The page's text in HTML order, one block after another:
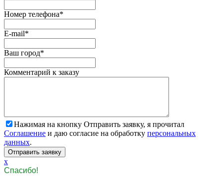
Номер телефона*
E-mail*
Ваш город*
Комментарий к заказу
Нажимая на кнопку Отправить заявку, я прочитал
Соглашение и даю согласие на обработку персональных
данных.
x
Спасибо!